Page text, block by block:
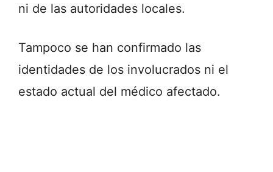
ni de las autoridades locales.
Tampoco se han confirmado las
identidades de los involucrados ni el
estado actual del médico afectado.